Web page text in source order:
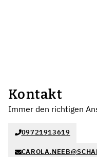
Kontakt
Immer den richtigen
09721913619